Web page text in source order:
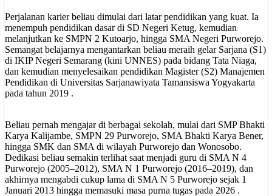
Perjalanan karier beliau dimulai dari latar pendidikan yang kuat. Ia
menempuh pendidikan dasar di SD Negeri Ketug, kemudian
melanjutkan ke SMPN 2 Kutoarjo, hingga SMA Negeri Purworejo.
Semangat belajarnya mengantarkan beliau meraih gelar Sarjana (S1)
di IKIP Negeri Semarang (kini UNNES) pada bidang Tata Niaga,
dan kemudian menyelesaikan pendidikan Magister (S2) Manajemen
Pendidikan di Universitas Sarjanawiyata Tamansiswa Yogyakarta
pada tahun 2019 .
Beliau pernah mengajar di berbagai sekolah, mulai dari SMP Bhakti
Karya Kalijambe, SMPN 29 Purworejo, SMA Bhakti Karya Bener,
hingga SMK dan SMA di wilayah Purworejo dan Wonosobo.
Dedikasi beliau semakin terlihat saat menjadi guru di SMA N 4
Purworejo (2005–2012), SMA N 1 Purworejo (2016–2019), dan
akhirnya mengabdi cukup lama di SMA N 5 Purworejo sejak 1
Januari 2013 hingga memasuki masa purna tugas pada 2026 .